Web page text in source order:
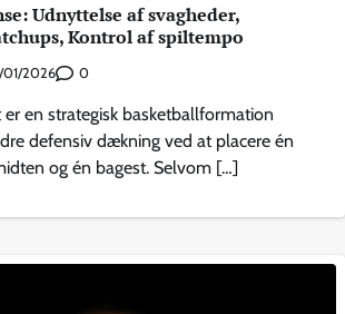
Udnyttelse af svagheder,
Kontrol af spiltempo
2026 0
en strategisk basketballformation
defensiv dækning ved at placere én
og én bagest. Selvom […]